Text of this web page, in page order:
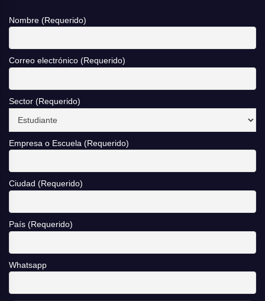
Nombre (Requerido)
Correo electrónico (Requerido)
Sector (Requerido)
Empresa o Escuela (Requerido)
Ciudad (Requerido)
País (Requerido)
Whatsapp